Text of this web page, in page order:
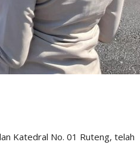
Katedral No. 01 Ruteng, telah